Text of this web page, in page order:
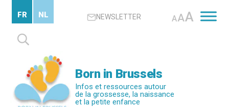
contenu
principal
NEWSLETTER AAA
Rechercher :
FR NL
Born in Brussels
Infos et ressources autour
de la grossesse, la naissance
et la petite enfance